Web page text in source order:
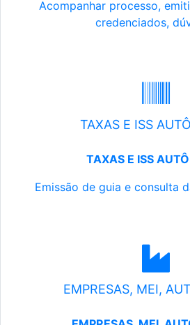
Acompanhar processo,
credenciados,
TAXAS E ISS
TAXAS E ISS
Emissão de guia e consulta
EMPRESAS, MEI,